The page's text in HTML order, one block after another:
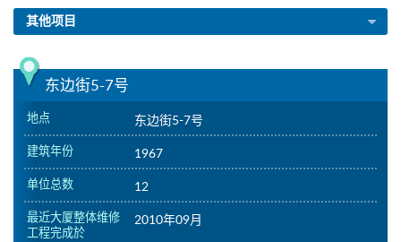
其他项目
东边街5-7号
地点 东边街5-7号
建筑年份 1967
单位总数 12
最近大厦整体维修
工程完成於
2010年09月